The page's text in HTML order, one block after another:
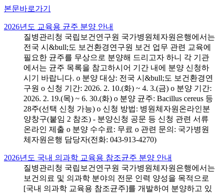
본문바로가기
2026년도 교육용 균주 분양 안내
질병관리청 국립보건연구원 국가병원체자원은행에서는
전국 시&bull;도 보건환경연구원 보건 업무 관련 교육에
필요한 균주를 무상으로 분양해 드리고자 하니 각 기관
에서는 균주 목록을 참고하시어 기간 내에 분양 신청하
시기 바랍니다. o 분양 대상: 전국 시&bull;도 보건환경연
구원 o 신청 기간: 2026. 2. 10.(화) ~ 4. 3.(금) o 분양 기간:
2026. 2. 19.(목) ~ 6. 30.(화) o 분양 균주: Bacillus cereus 등
28주(선택 신청 가능) o 신청 방법: 병원체자원온라인분
양창구(붙임 2 참조) - 분양신청 공문 등 신청 관련 서류
온라인 제출 o 분양 수수료: 무료 o 관련 문의: 국가병원
체자원은행 담당자(전화: 043-913-4270)
2026년도 국내 의과학 교육용 참조균주 분양 안내
질병관리청 국립보건연구원 국가병원체자원은행에서는
보건의료 및 의과학 분야의 전문 인력 양성을 목적으로
[국내 의과학 교육용 참조균주]를 개발하여 분양하고 있